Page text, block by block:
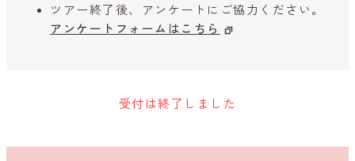
ツアー終了後、アンケートにご協力ください。
アンケートフォームはこちら
受付は終了しました